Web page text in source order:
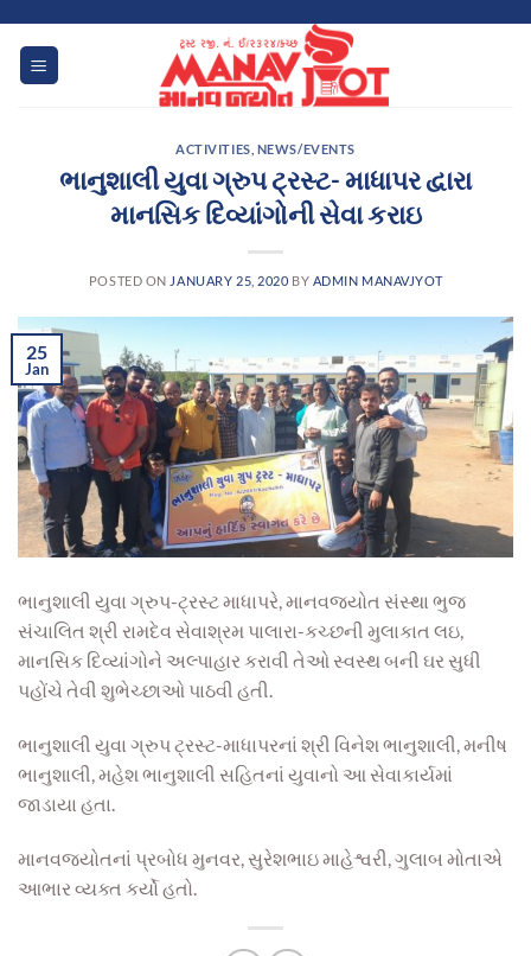
content
ACTIVITIES NEWS/EVENTS
ભાનુશાલી યુવા ગ્રુપ ટ્રસ્ટ- માધાપર દ્વારા
માનસિક દિવ્યાંગોની સેવા કરાઇ
POSTED ON JANUARY 25, 2020 BY ADMIN MANAVJYOT
25
Jan
ભાનુશાલી યુવા ગ્રુપ-ટ્રસ્ટ માધાપરે, માનવજ્યોત સંસ્થા ભુજ
સંચાલિત શ્રી રામદેવ સેવાશ્રમ પાલારા-કચ્છની મુલાકાત લઇ,
માનસિક દિવ્યાંગોને અલ્પાહાર કરાવી તેઓ સ્વસ્થ બની ઘર સુધી
પહોંચે તેવી શુભેચ્છાઓ પાઠવી હતી.
ભાનુશાલી યુવા ગ્રુપ ટ્રસ્ટ-માધાપરનાં શ્રી વિનેશ ભાનુશાલી, મનીષ
ભાનુશાલી, મહેશ ભાનુશાલી સહિતનાં યુવાનો આ સેવાકાર્યમાં
જાડાયા હતા.
માનવજ્યોતનાં પ્રબોધ મુનવર, સુરેશભાઇ માહેશ્વરી, ગુલાબ મોતાએ
આભાર વ્યક્ત કર્યો હતો.